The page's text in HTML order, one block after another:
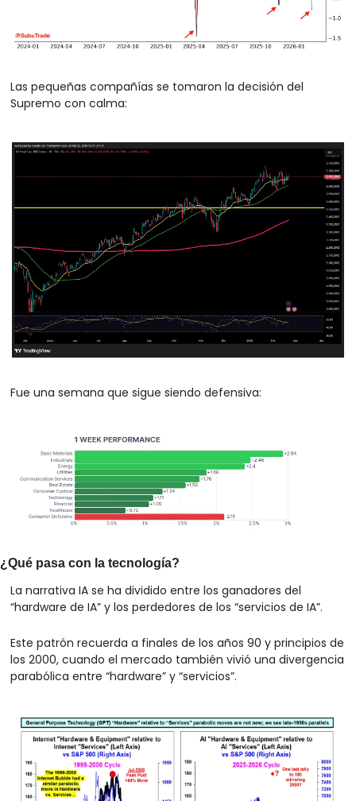
Las pequeñas compañías se tomaron la decisión del
Supremo con calma:
Fue una semana que sigue siendo defensiva:
¿Qué pasa con la tecnología?
La narrativa IA se ha dividido entre los ganadores del
“hardware de IA” y los perdedores de los “servicios de IA”.
Este patrón recuerda a finales de los años 90 y principios de
los 2000, cuando el mercado también vivió una divergencia
parabólica entre “hardware” y “servicios”.